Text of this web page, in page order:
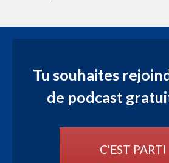
Tu souhaites
de podcast
C'EST PARTI